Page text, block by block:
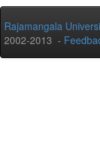
Rajamangala
2002-2013 -